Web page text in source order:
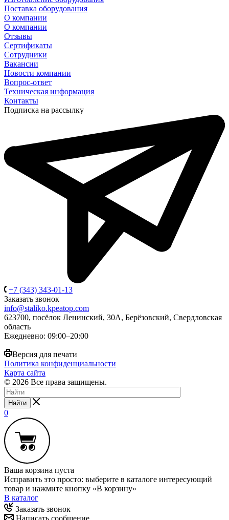
Поставка оборудования
О компании
О компании
Отзывы
Сертификаты
Сотрудники
Вакансии
Новости компании
Вопрос-ответ
Техническая информация
Контакты
Подписка на рассылку
+7 (343) 343-01-13
Заказать звонок
info@staliko.kpeatop.com
623700, посёлок Ленинский, 30А, Берёзовский, Свердловская
область
Ежедневно: 09:00–20:00
Версия для печати
Политика конфиденциальности
Карта сайта
© 2026 Все права защищены.
Найти
0
Ваша корзина пуста
Исправить это просто: выберите в каталоге интересующий
товар и нажмите кнопку «В корзину»
В каталог
Заказать звонок
Написать сообщение